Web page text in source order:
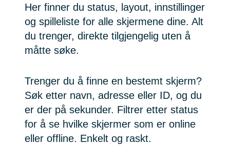
Her finner du status, layout, innstillinger
og spilleliste for alle skjermene dine. Alt
du trenger, direkte tilgjengelig uten å
måtte søke.
Trenger du å finne en bestemt skjerm?
Søk etter navn, adresse eller ID, og du
er der på sekunder. Filtrer etter status
for å se hvilke skjermer som er online
eller offline. Enkelt og raskt.